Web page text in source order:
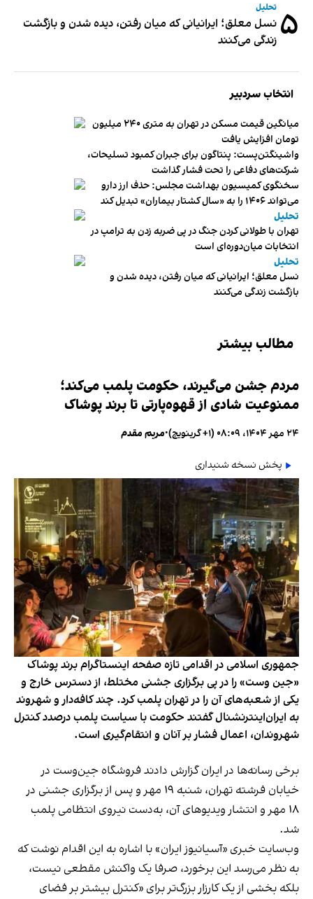
۵ تحلیل
نسل معلق؛ ایرانیانی که میان رفتن، دیده شدن و بازگشت
زندگی می‌کنند
انتخاب سردبیر
میانگین قیمت مسکن در تهران به متری ۲۴۰ میلیون
تومان افزایش یافت
واشینگتن‌پست: پنتاگون برای جبران کمبود تسلیحات،
شرکت‌های دفاعی را تحت فشار گذاشت
سخنگوی کمیسیون بهداشت مجلس: حذف ارز دارو
می‌تواند ۱۴۰۶ را به «سال کشتار بیماران» تبدیل کند
تحلیل
تهران با طولانی کردن جنگ در پی ضربه زدن به ترامپ در
انتخابات میان‌دوره‌ای است
تحلیل
نسل معلق؛ ایرانیانی که میان رفتن، دیده شدن و
بازگشت زندگی می‌کنند
مطالب بیشتر
مردم جشن می‌گیرند، حکومت پلمب می‌کند؛
ممنوعیت شادی از قهوه‌پارتی تا برند پوشاک
۲۴ مهر ۱۴۰۴، ۰۸:۰۹ (‎+۱ گرینویچ) •مریم مقدم
پخش نسخه شنیداری
جمهوری اسلامی در اقدامی تازه صفحه اینستاگرام برند پوشاک
«جین وست» را در پی برگزاری جشنی مختلط، از دسترس خارج و
یکی از شعبه‌های آن را در تهران پلمب کرد. چند کافه‌‌دار و شهروند
به ایران‌اینترنشنال گفتند حکومت با سیاست پلمب درصدد کنترل
شهروندان، اعمال فشار بر آنان و انتقام‌گیری است.
برخی رسانه‌ها در ایران گزارش دادند فروشگاه جین‌وست در
خیابان فرشته تهران، شنبه ۱۹ مهر و پس از برگزاری جشنی در
۱۸ مهر و انتشار ویدیوهای آن، به‌دست نیروی انتظامی پلمب
شد.
وب‌سایت خبری «آسیانیوز ایران» با اشاره به این اقدام نوشت که
به نظر می‌رسد این برخورد، صرفا یک واکنش مقطعی نیست،
بلکه بخشی از یک کارزار بزرگ‌تر برای «کنترل بیشتر بر فضای